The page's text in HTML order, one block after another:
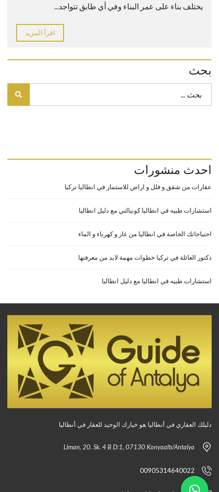
يختلف بناء على عمر البناء وفي أي طابق تتواجد...
اقرأ المزيد
بحث
احدث منشورات
عقارات من شقق و فلل و اراض للاسثمار في انطاليا تركيا
استشارات طبيه في انطاليا كونيالتي مع دليل انطاليا
احتياجاتك الخاصة في انطاليا من غاز و كهرباء و الماء
دكتور العائلة في تركيا خطوات مهمة لابد من معرفتها
استشارات طبيه في انطاليا مع دليل انطاليا
دليلك العقاري في أنطاليا هو خيارك الوحيد للعقار في أنطاليا
Liman, 20. Sk. 4 B D:1, 07130 Konyaaltı/Antalya
00905314640022